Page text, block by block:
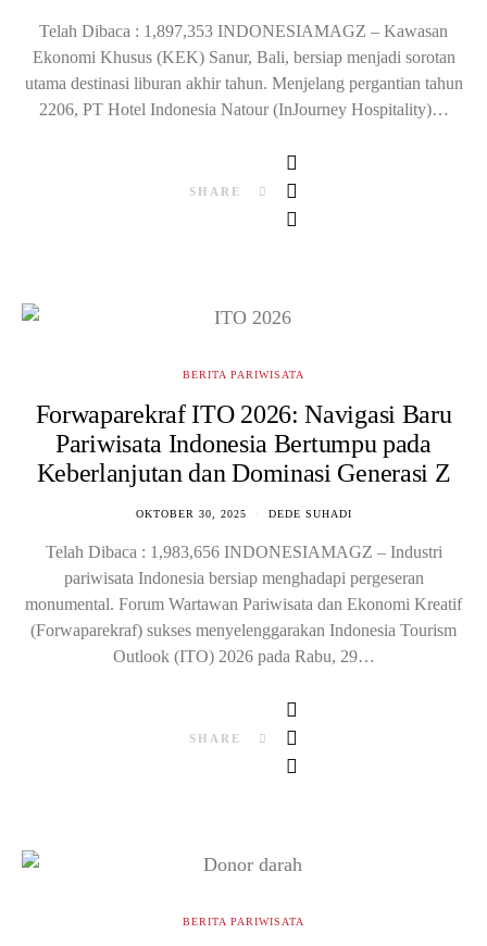
Telah Dibaca : 1,897,353 INDONESIAMAGZ – Kawasan
Ekonomi Khusus (KEK) Sanur, Bali, bersiap menjadi sorotan
utama destinasi liburan akhir tahun. Menjelang pergantian tahun
2206, PT Hotel Indonesia Natour (InJourney Hospitality)…
SHARE
BERITA PARIWISATA
Forwaparekraf ITO 2026: Navigasi Baru
Pariwisata Indonesia Bertumpu pada
Keberlanjutan dan Dominasi Generasi Z
OKTOBER 30, 2025 DEDE SUHADI
Telah Dibaca : 1,983,656 INDONESIAMAGZ – Industri
pariwisata Indonesia bersiap menghadapi pergeseran
monumental. Forum Wartawan Pariwisata dan Ekonomi Kreatif
(Forwaparekraf) sukses menyelenggarakan Indonesia Tourism
Outlook (ITO) 2026 pada Rabu, 29…
SHARE
BERITA PARIWISATA